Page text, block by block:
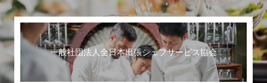
世界に誇る日本のおもてなし
一般社団法人全日本出張シェフサービス協会